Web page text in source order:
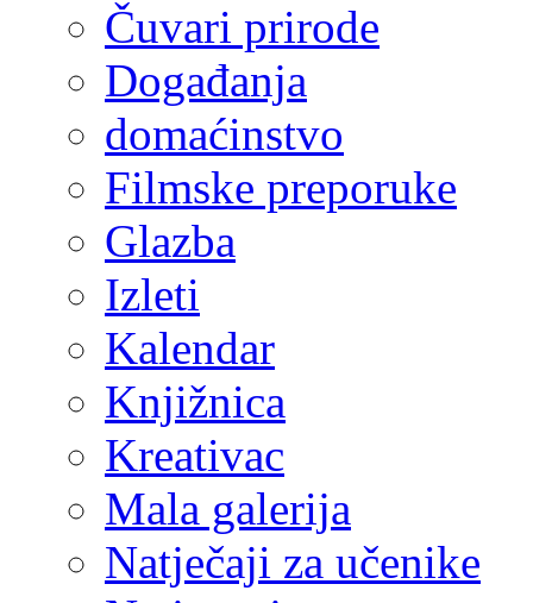
Čuvari prirode
Događanja
domaćinstvo
Filmske preporuke
Glazba
Izleti
Kalendar
Knjižnica
Kreativac
Mala galerija
Natječaji za učenike